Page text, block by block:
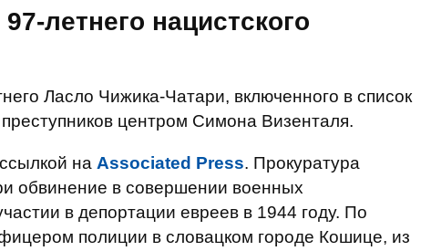
летнего нацистского
Ласло Чижика-Чатари, включенного в список
центром Симона Визенталя.
на Associated Press. Прокуратура
обвинение в совершении военных
в депортации евреев в 1944 году. По
полиции в словацком городе Кошице, из